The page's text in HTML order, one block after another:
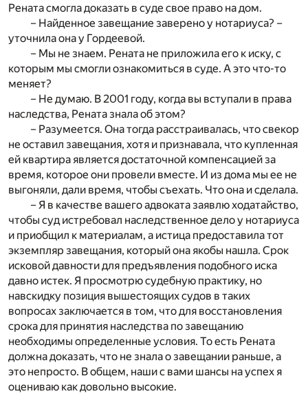
Рената смогла доказать в суде свое право на дом.
– Найденное завещание заверено у нотариуса? –
уточнила она у Гордеевой.
– Мы не знаем. Рената не приложила его к иску, с
которым мы смогли ознакомиться в суде. А это что-то
меняет?
– Не думаю. В 2001 году, когда вы вступали в права
наследства, Рената знала об этом?
– Разумеется. Она тогда расстраивалась, что свекор
не оставил завещания, хотя и признавала, что купленная
ей квартира является достаточной компенсацией за
время, которое они провели вместе. И из дома мы ее не
выгоняли, дали время, чтобы съехать. Что она и сделала.
– Я в качестве вашего адвоката заявлю ходатайство,
чтобы суд истребовал наследственное дело у нотариуса
и приобщил к материалам, а истица предоставила тот
экземпляр завещания, который она якобы нашла. Срок
исковой давности для предъявления подобного иска
давно истек. Я просмотрю судебную практику, но
навскидку позиция вышестоящих судов в таких
вопросах заключается в том, что для восстановления
срока для принятия наследства по завещанию
необходимы определенные условия. То есть Рената
должна доказать, что не знала о завещании раньше, а
это непросто. В общем, наши с вами шансы на успех я
оцениваю как довольно высокие.